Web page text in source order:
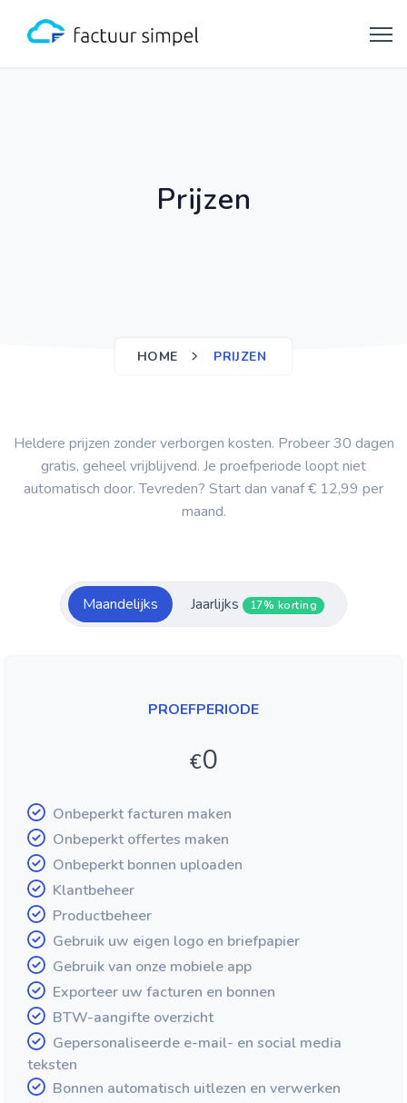
Prijzen
HOME PRIJZEN
Heldere prijzen zonder verborgen kosten. Probeer 30 dagen
gratis, geheel vrijblijvend. Je proefperiode loopt niet
automatisch door. Tevreden? Start dan vanaf € 12,99 per
maand.
Maandelijks Jaarlijks 17% korting
PROEFPERIODE
€0
Onbeperkt facturen maken
Onbeperkt offertes maken
Onbeperkt bonnen uploaden
Klantbeheer
Productbeheer
Gebruik uw eigen logo en briefpapier
Gebruik van onze mobiele app
Exporteer uw facturen en bonnen
BTW-aangifte overzicht
Gepersonaliseerde e-mail- en social media
teksten
Bonnen automatisch uitlezen en verwerken